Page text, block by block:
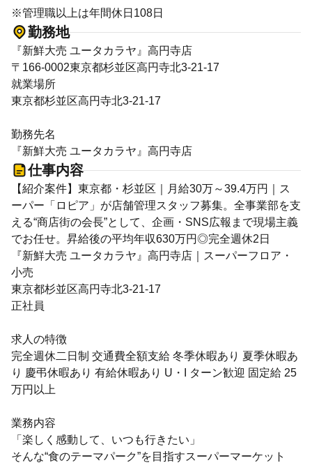
※管理職以上は年間休日108日
勤務地
『新鮮大売 ユータカラヤ』高円寺店
〒166-0002東京都杉並区高円寺北3-21-17
就業場所
東京都杉並区高円寺北3-21-17
勤務先名
『新鮮大売 ユータカラヤ』高円寺店
仕事内容
【紹介案件】東京都・杉並区｜月給30万～39.4万円｜ス
ーパー「ロピア」が店舗管理スタッフ募集。全事業部を支
える“商店街の会長”として、企画・SNS広報まで現場主義
でお任せ。昇給後の平均年収630万円◎完全週休2日
『新鮮大売 ユータカラヤ』高円寺店｜スーパーフロア・
小売
東京都杉並区高円寺北3-21-17
正社員
求人の特徴
完全週休二日制 交通費全額支給 冬季休暇あり 夏季休暇あ
り 慶弔休暇あり 有給休暇あり U・I ターン歓迎 固定給 25
万円以上
業務内容
「楽しく感動して、いつも行きたい」
そんな“食のテーマパーク”を目指すスーパーマーケット